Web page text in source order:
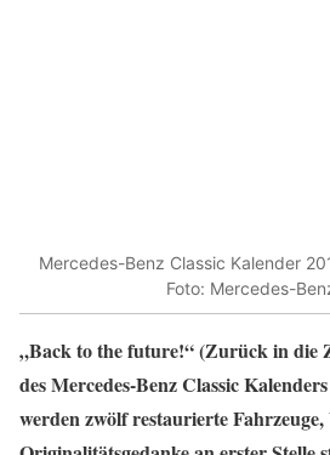
Mercedes-Benz Classic Kalender
Foto: Mercedes-
„Back to the future!“ (Zurück in die
des Mercedes-Benz Classic
werden zwölf restaurierte